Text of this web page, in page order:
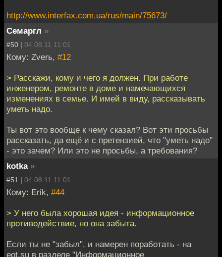
http://www.interfax.com.ua/rus/main/75673/
Семаргл »
#50 | 04.08.11 11:01
Кому: Zverь, #12
> Расскажи, кому и чего я должен. При работе
инженером, ремонте в доме и намечающихся
изменениях в семье. И имей в виду, рассказывать
уметь надо.
Ты вот это вообще к чему сказал? Вот эти просьбы
рассказать, да ещё и с претензией, что "уметь надо"
- это зачем? Или это не просьбы, а требования?
kotka »
#51 | 04.08.11 11:01
Кому: Erik, #44
> У него была хорошая идея - информационное
противодействие, но она забыта.
Если ты не "забыл", и намерен поработать - на
eot.su в разделе "Информационное